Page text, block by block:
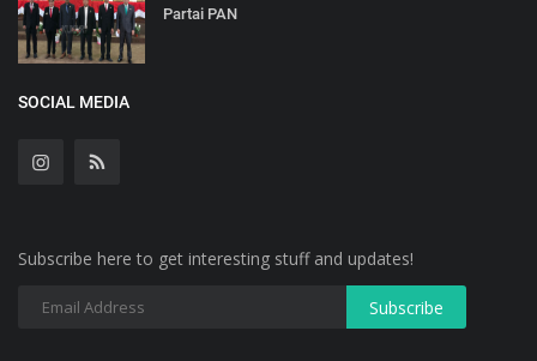
Partai PAN
SOCIAL MEDIA
Subscribe here to get interesting stuff and updates!